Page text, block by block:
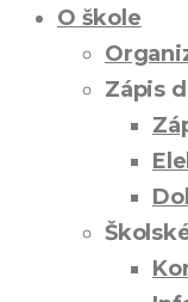
O škole
Zápis